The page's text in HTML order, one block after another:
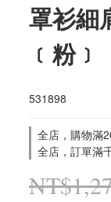
罩衫細
﹝粉﹞
531898
全店，購物滿
全店，訂單滿